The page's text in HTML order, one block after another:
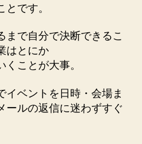
です。
まで自分で決断できるこ
はとにか
くことが大事。
イベントを日時・会場ま
ールの返信に迷わずすぐ